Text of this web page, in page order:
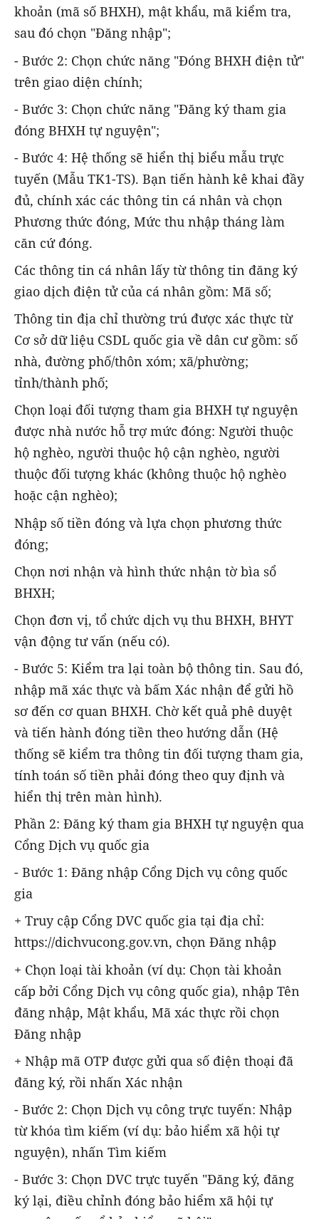
khoản (mã số BHXH), mật khẩu, mã kiểm tra,
sau đó chọn "Đăng nhập";
- Bước 2: Chọn chức năng "Đóng BHXH điện tử"
trên giao diện chính;
- Bước 3: Chọn chức năng "Đăng ký tham gia
đóng BHXH tự nguyện";
- Bước 4: Hệ thống sẽ hiển thị biểu mẫu trực
tuyến (Mẫu TK1-TS). Bạn tiến hành kê khai đầy
đủ, chính xác các thông tin cá nhân và chọn
Phương thức đóng, Mức thu nhập tháng làm
căn cứ đóng.
Các thông tin cá nhân lấy từ thông tin đăng ký
giao dịch điện tử của cá nhân gồm: Mã số;
Thông tin địa chỉ thường trú được xác thực từ
Cơ sở dữ liệu CSDL quốc gia về dân cư gồm: số
nhà, đường phố/thôn xóm; xã/phường;
tỉnh/thành phố;
Chọn loại đối tượng tham gia BHXH tự nguyện
được nhà nước hỗ trợ mức đóng: Người thuộc
hộ nghèo, người thuộc hộ cận nghèo, người
thuộc đối tượng khác (không thuộc hộ nghèo
hoặc cận nghèo);
Nhập số tiền đóng và lựa chọn phương thức
đóng;
Chọn nơi nhận và hình thức nhận tờ bìa sổ
BHXH;
Chọn đơn vị, tổ chức dịch vụ thu BHXH, BHYT
vận động tư vấn (nếu có).
- Bước 5: Kiểm tra lại toàn bộ thông tin. Sau đó,
nhập mã xác thực và bấm Xác nhận để gửi hồ
sơ đến cơ quan BHXH. Chờ kết quả phê duyệt
và tiến hành đóng tiền theo hướng dẫn (Hệ
thống sẽ kiểm tra thông tin đối tượng tham gia,
tính toán số tiền phải đóng theo quy định và
hiển thị trên màn hình).
Phần 2: Đăng ký tham gia BHXH tự nguyện qua
Cổng Dịch vụ quốc gia
- Bước 1: Đăng nhập Cổng Dịch vụ công quốc
gia
+ Truy cập Cổng DVC quốc gia tại địa chỉ:
https://dichvucong.gov.vn, chọn Đăng nhập
+ Chọn loại tài khoản (ví dụ: Chọn tài khoản
cấp bởi Cổng Dịch vụ công quốc gia), nhập Tên
đăng nhập, Mật khẩu, Mã xác thực rồi chọn
Đăng nhập
+ Nhập mã OTP được gửi qua số điện thoại đã
đăng ký, rồi nhấn Xác nhận
- Bước 2: Chọn Dịch vụ công trực tuyến: Nhập
từ khóa tìm kiếm (ví dụ: bảo hiểm xã hội tự
nguyện), nhấn Tìm kiếm
- Bước 3: Chọn DVC trực tuyến "Đăng ký, đăng
ký lại, điều chỉnh đóng bảo hiểm xã hội tự